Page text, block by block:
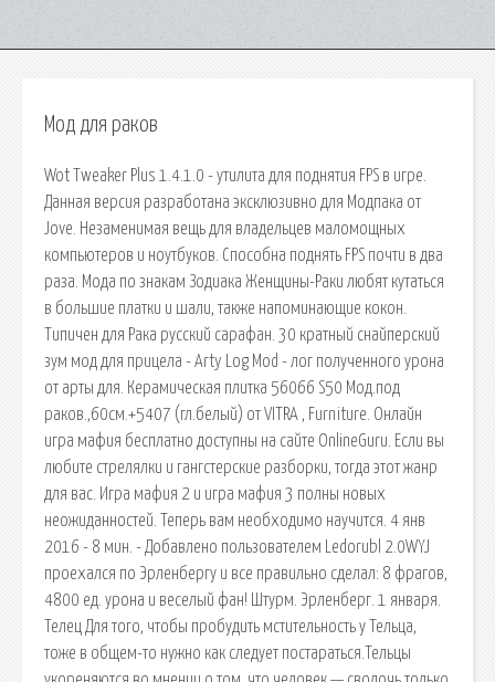
Мод для раков
Wot Tweaker Plus 1.4.1.0 - утилита для поднятия FPS в игре.
Данная версия разработана эксклюзивно для Модпака от
Jove. Незаменимая вещь для владельцев маломощных
компьютеров и ноутбуков. Способна поднять FPS почти в два
раза. Мода по знакам Зодиака Женщины-Раки любят кутаться
в большие платки и шали, также напоминающие кокон.
Типичен для Рака русский сарафан. 30 кратный снайперский
зум мод для прицела - Arty Log Mod - лог полученного урона
от арты для. Керамическая плитка 56066 S50 Мод.под
раков.,60см.+5407 (гл.белый) от VITRA , Furniture. Онлайн
игра мафия бесплатно доступны на сайте OnlineGuru. Если вы
любите стрелялки и гангстерские разборки, тогда этот жанр
для вас. Игра мафия 2 и игра мафия 3 полны новых
неожиданностей. Теперь вам необходимо научится. 4 янв
2016 - 8 мин. - Добавлено пользователем Ledorubl 2.0WYJ
проехался по Эрленбергу и все правильно сделал: 8 фрагов,
4800 ед. урона и веселый фан! Штурм. Эрленберг. 1 января.
Телец Для того, чтобы пробудить мстительность у Тельца,
тоже в общем-то нужно как следует постараться.Тельцы